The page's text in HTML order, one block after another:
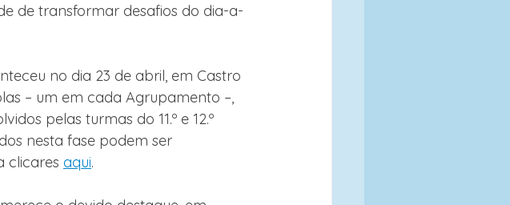
de transformar desafios do dia-a-
no dia 23 de abril, em Castro
– um em cada Agrupamento –,
pelas turmas do 11.º e 12.º
nesta fase podem ser
clicares aqui.